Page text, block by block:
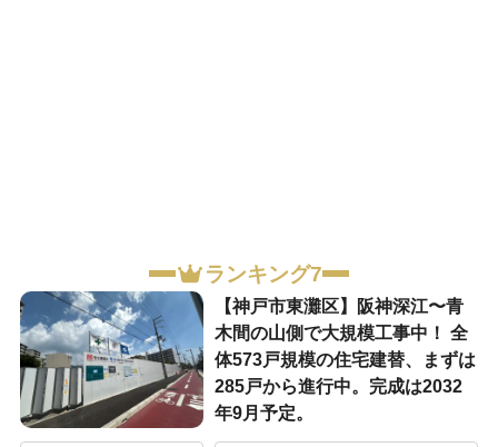
ランキング7
【神戸市東灘区】阪神深江〜青
木間の山側で大規模工事中！ 全
体573戸規模の住宅建替、まずは
285戸から進行中。完成は2032
年9月予定。